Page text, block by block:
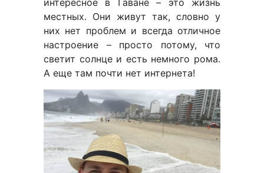
интересное в Гаване – это жизнь
местных. Они живут так, словно у
них нет проблем и всегда отличное
настроение – просто потому, что
светит солнце и есть немного рома.
А еще там почти нет интернета!